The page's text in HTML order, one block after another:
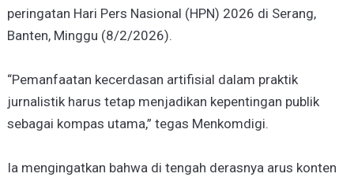
peringatan Hari Pers Nasional (HPN) 2026 di Serang,
Banten, Minggu (8/2/2026).
“Pemanfaatan kecerdasan artifisial dalam praktik
jurnalistik harus tetap menjadikan kepentingan publik
sebagai kompas utama,” tegas Menkomdigi.
Ia mengingatkan bahwa di tengah derasnya arus konten